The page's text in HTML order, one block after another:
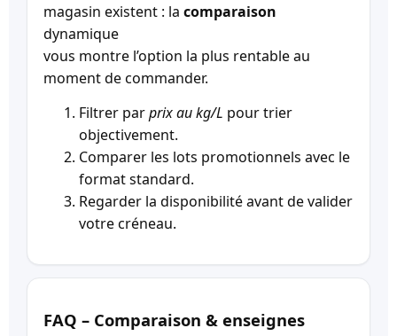
magasin existent : la comparaison
dynamique
vous montre l’option la plus rentable au
moment de commander.
Filtrer parprix au kg/L pour trier
objectivement.
Comparer les lots promotionnels avec le
format standard.
Regarder la disponibilité avant de valider
votre créneau.
FAQ – Comparaison & enseignes